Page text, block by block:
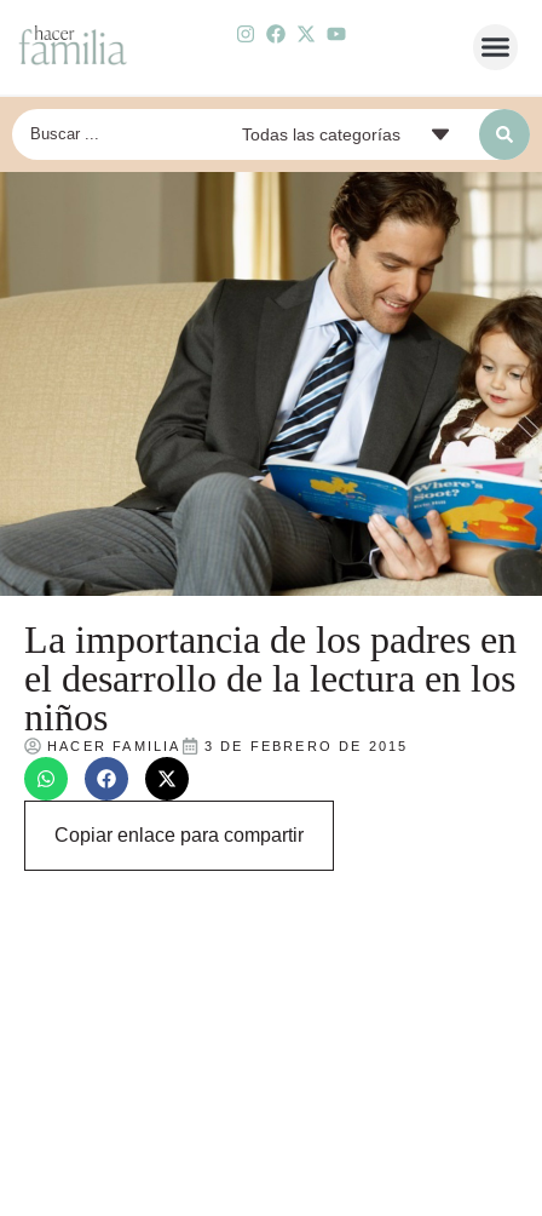
La importancia de los padres en
el desarrollo de la lectura en los
niños
HACER FAMILIA 3 DE FEBRERO DE 2015
Copiar enlace para compartir